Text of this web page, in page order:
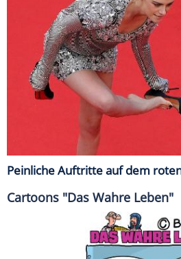
Peinliche Auftritte auf dem
Cartoons "Das Wahre Leben"